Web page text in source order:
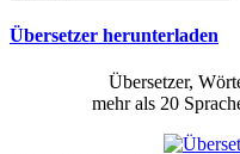
Übersetzer herunterladen
Übersetzer,
mehr als 20